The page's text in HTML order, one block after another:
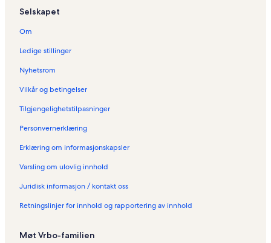
e
n
:
u
i
a
b
F
i
Selskapet
Om
Ledige stillinger
Nyhetsrom
Vilkår og betingelser
Tilgjengelighetstilpasninger
Personvernerklæring
Erklæring om informasjonskapsler
Varsling om ulovlig innhold
Juridisk informasjon / kontakt oss
Retningslinjer for innhold og rapportering av innhold
Møt Vrbo-familien